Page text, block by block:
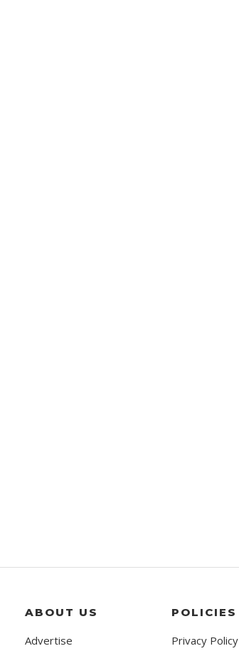
ABOUT US
Advertise
POLICIES
Privacy Policy